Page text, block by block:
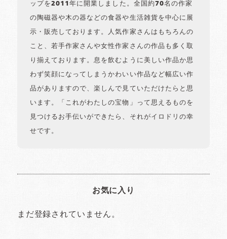
ップを2011年に開業しました。全国約70名の作家
の陶磁器や木の器などの食器や生活雑貨を中心に展
示・販売しております。人気作家さんはもちろんの
こと、若手作家さんや女性作家さんの作品も多く取
り揃えております。息を飲むように美しい作品か思
わず笑顔になってしまうかわいい作品など幅広い作
品がありますので、楽しんで見ていただけたらと思
います。「これがわたしの宝物」って思えるものを
見つけるお手伝いができたら、それがイロドリの幸
せです。
お気に入り
まだ登録されていません。